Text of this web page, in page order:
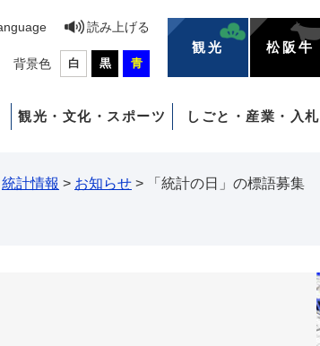
読み上げる
背景色 白 黒 青
観光 松阪牛
観光・文化・スポーツ しごと・産業・入札
統計情報 > お知らせ > 「統計の日」の標語募集